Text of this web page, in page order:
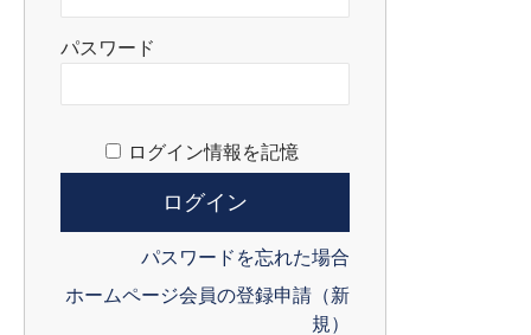
パスワード
ログイン情報を記憶
パスワードを忘れた場合
ホームページ会員の登録申請（新
規）